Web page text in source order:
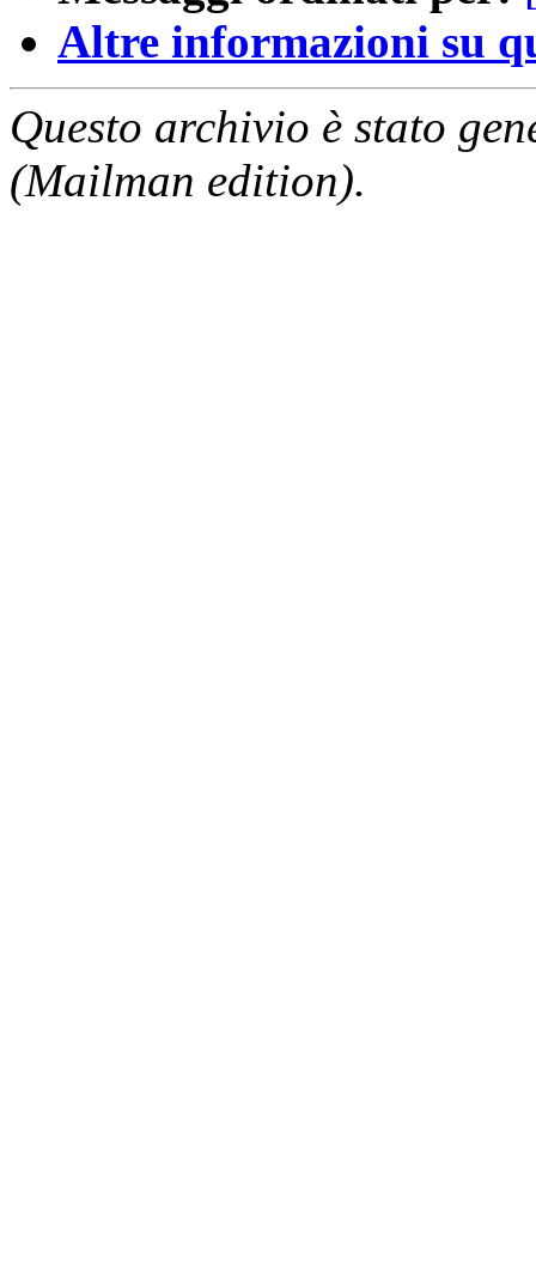
Altre informazioni su
Questo archivio è stato
(Mailman edition).